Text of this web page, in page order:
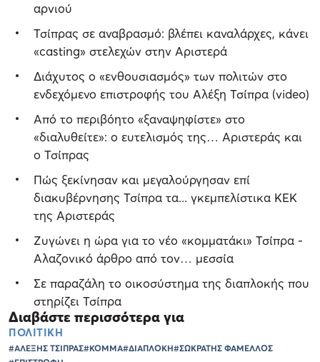
αρνιού
Τσίπρας σε αναβρασμό: βλέπει καναλάρχες, κάνει
«casting» στελεχών στην Αριστερά
Διάχυτος ο «ενθουσιασμός» των πολιτών στο
ενδεχόμενο επιστροφής του Αλέξη Τσίπρα (video)
Από το περιβόητο «ξαναψηφίστε» στο
«διαλυθείτε»: ο ευτελισμός της… Αριστεράς και
ο Τσίπρας
Πώς ξεκίνησαν και μεγαλούργησαν επί
διακυβέρνησης Τσίπρα τα... γκεμπελίστικα ΚΕΚ
της Αριστεράς
Ζυγώνει η ώρα για το νέο «κομματάκι» Τσίπρα -
Αλαζονικό άρθρο από τον… μεσσία
Σε παραζάλη το οικοσύστημα της διαπλοκής που
στηρίζει Τσίπρα
Διαβάστε περισσότερα για
ΠΟΛΙΤΙΚΗ
#ΑΛΕΞΗΣ ΤΣΙΠΡΑΣ#ΚΟΜΜΑ#ΔΙΑΠΛΟΚΗ#ΣΩΚΡΑΤΗΣ ΦΑΜΕΛΛΟΣ